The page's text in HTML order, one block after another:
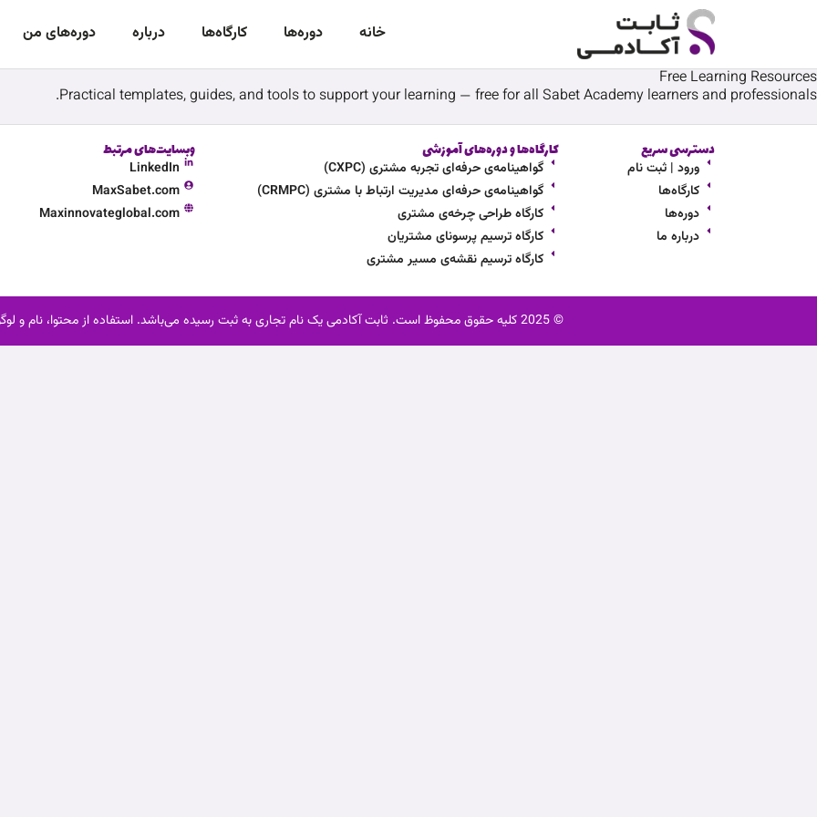
خانه دوره‌‌ها کارگاه‌ها درباره دوره‌های من
Free Learning Resources
Practical templates, guides, and tools to support your learning — free for all Sabet Academy learners and professionals.
دسترسی سریع
ورود | ثبت نام
کارگاه‌ها
دوره‌ها
درباره ما
کارگاه‌ها و دوره‌های آموزشی
گواهینامه‌ی حرفه‌ای تجربه مشتری (CXPC)
گواهینامه‌ی حرفه‌ای مدیریت ارتباط با مشتری (CRMPC)
کارگاه طراحی چرخه‌ی مشتری
کارگاه ترسیم پرسونای مشتریان
کارگاه ترسیم نقشه‌ی مسیر مشتری
وبسایت‌های مرتبط
LinkedIn
MaxSabet.com
Maxinnovateglobal.com
© 2025 کلیه حقوق محفوظ است. ثابت آکادمی یک نام تجاری به ثبت رسیده می‌باشد. استفاده از محتوا، نام و لوگو بدون اجازه کتبی ممنوع است.